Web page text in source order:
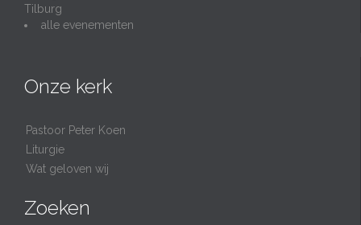
Tilburg
alle evenementen
Onze kerk
Pastoor Peter Koen
Liturgie
Wat geloven wij
Zoeken